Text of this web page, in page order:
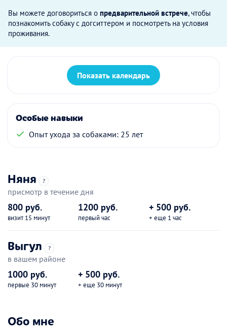
Вы можете договориться о предварительной встрече, чтобы
познакомить собаку с догситтером и посмотреть на условия
проживания.
Показать календарь
Особые навыки
Опыт ухода за собаками: 25 лет
Няня ?
присмотр в течение дня
800 руб.
визит 15 минут
1200 руб.
первый час
+ 500 руб.
+ еще 1 час
Выгул ?
в вашем районе
1000 руб.
первые 30 минут
+ 500 руб.
+ еще 30 минут
Обо мне